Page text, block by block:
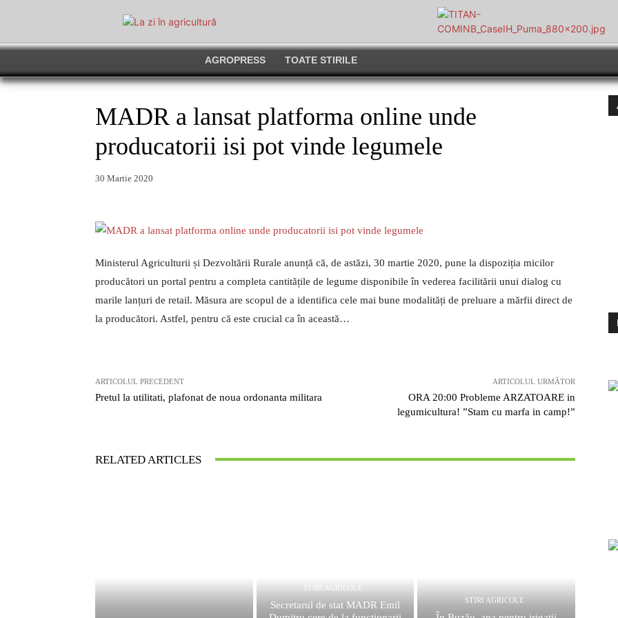
AGROPRESS TOATE STIRILE
MADR a lansat platforma online unde
producatorii isi pot vinde legumele
30 Martie 2020
Ministerul Agriculturii și Dezvoltării Rurale anunță că, de astăzi, 30 martie 2020, pune la dispoziția micilor
producători un portal pentru a completa cantitățile de legume disponibile în vederea facilitării unui dialog cu
marile lanțuri de retail. Măsura are scopul de a identifica cele mai bune modalități de preluare a mărfii direct de
la producători. Astfel, pentru că este crucial ca în această…
ARTICOLUL PRECEDENT
Pretul la utilitati, plafonat de noua ordonanta militara
ARTICOLUL URMĂTOR
ORA 20:00 Probleme ARZATOARE in
legumicultura! ”Stam cu marfa in camp!”
RELATED ARTICLES
STIRI AGRICOLE
Secretarul de stat MADR Emil
STIRI AGRICOLE